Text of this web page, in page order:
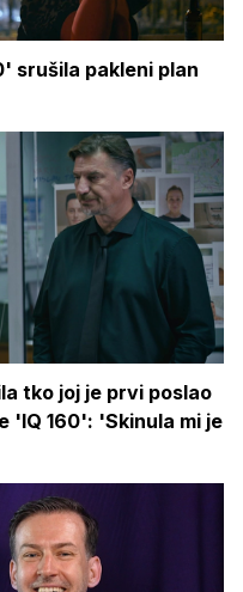
srušila pakleni plan
tko joj je prvi poslao
'IQ 160': 'Skinula mi je